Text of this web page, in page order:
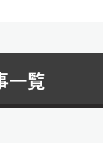
一覧